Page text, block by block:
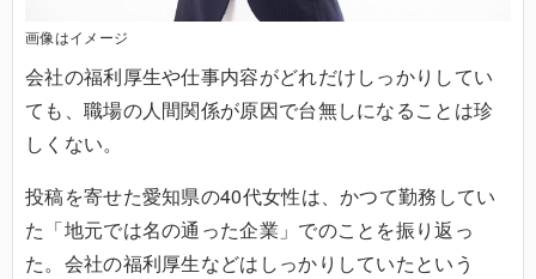
画像はイメージ
会社の福利厚生や仕事内容がどれだけしっかりしてい
ても、職場の人間関係が原因で台無しになることは珍
しくない。
投稿を寄せた愛知県の40代女性は、かつて勤務してい
た「地元では名の通った企業」でのことを振り返っ
た。会社の福利厚生などはしっかりしていたという